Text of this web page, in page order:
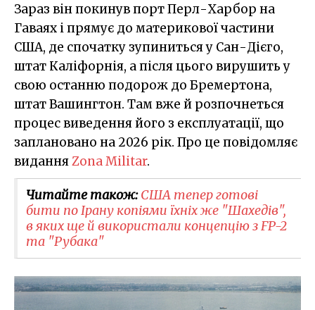
Зараз він покинув порт Перл-Харбор на
Гаваях і прямує до материкової частини
США, де спочатку зупиниться у Сан-Дієго,
штат Каліфорнія, а після цього вирушить у
свою останню подорож до Бремертона,
штат Вашингтон. Там вже й розпочнеться
процес виведення його з експлуатації, що
заплановано на 2026 рік. Про це повідомляє
виданняZona Militar.
Читайте також:США тепер готові
бити по Ірану копіями їхніх же "Шахедів",
в яких ще й використали концепцію з FP-2
та "Рубака"